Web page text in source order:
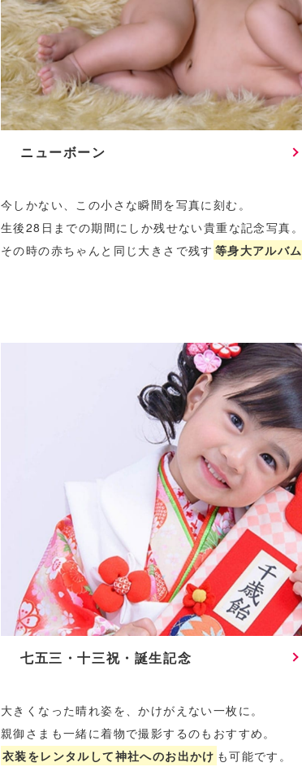
ニューボーン
今しかない、この小さな瞬間を写真に刻む。
生後28日までの期間にしか残せない貴重な記念写真。
その時の赤ちゃんと同じ大きさで残す 等身大アルバム
七五三・十三祝・誕生記念
大きくなった晴れ姿を、かけがえない一枚に。
親御さまも一緒に着物で撮影するのもおすすめ。
衣装をレンタルして神社へのお出かけ も可能です。